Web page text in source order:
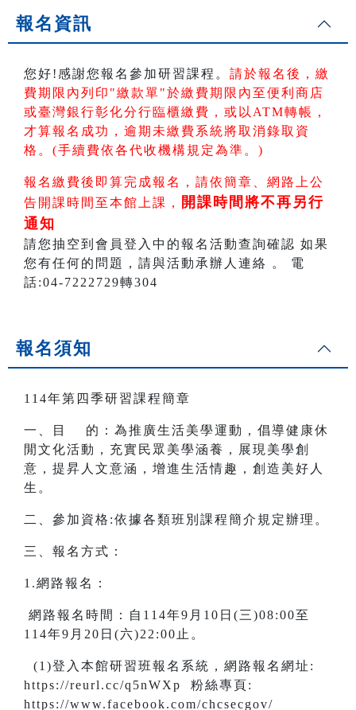
報名資訊
您好!感謝您報名參加研習課程。 請於報名後，繳
費期限內列印"繳款單"於繳費期限內至便利商店
或臺灣銀行彰化分行臨櫃繳費，或以ATM轉帳 ，
才算報名成功，逾期未繳費系統將取消錄取資
格。(手續費依各代收機構規定為準。)
報名繳費後即算完成報名，請依簡章、網路上公
告開課時間至本館上課，
開課時間將不再另行
通知
請您抽空到會員登入中的報名活動查詢確認 如果
您有任何的問題，請與活動承辦人連絡 。 電
話:04-7222729轉304
報名須知
114年第四季研習課程簡章
一、目 的：為推廣生活美學運動，倡導健康休
閒文化活動，充實民眾美學涵養，展現美學創
意，提昇人文意涵，增進生活情趣，創造美好人
生。
二、參加資格:依據各類班別課程簡介規定辦理。
三、報名方式：
1.網路報名：
網路報名時間：自114年9月10日(三)08:00至
114年9月20日(六)22:00止。
(1)登入本館研習班報名系統，網路報名網址:
https://reurl.cc/q5nWXp 粉絲專頁:
https://www.facebook.com/chcsecgov/